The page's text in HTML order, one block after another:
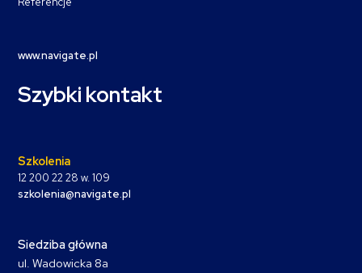
www.navigate.pl
Szybki kontakt
Szkolenia
12 200 22 28 w. 109
szkolenia@navigate.pl
Siedziba główna
ul. Wadowicka 8a